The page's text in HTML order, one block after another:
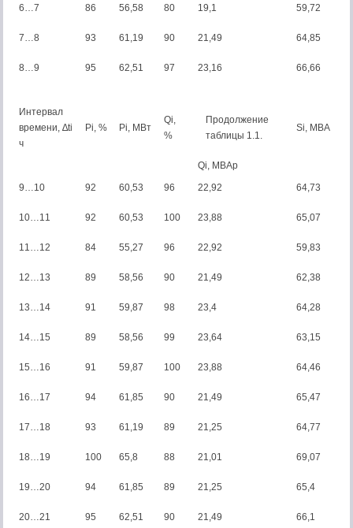
6…7 86 56,58 80 19,1 59,72
7…8 93 61,19 90 21,49 64,85
8…9 95 62,51 97 23,16 66,66
Интервал
времени, ∆ti
ч
Pi, % Pi, MBт
Qi,
%
Продолжение
таблицы 1.1.
Qi, MBАp
Si, MBA
9…10 92 60,53 96 22,92 64,73
10…11 92 60,53 100 23,88 65,07
11…12 84 55,27 96 22,92 59,83
12…13 89 58,56 90 21,49 62,38
13…14 91 59,87 98 23,4 64,28
14…15 89 58,56 99 23,64 63,15
15…16 91 59,87 100 23,88 64,46
16…17 94 61,85 90 21,49 65,47
17…18 93 61,19 89 21,25 64,77
18…19 100 65,8 88 21,01 69,07
19…20 94 61,85 89 21,25 65,4
20…21 95 62,51 90 21,49 66,1